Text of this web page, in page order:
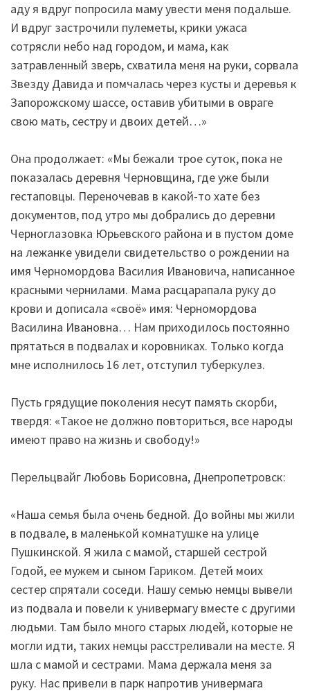
аду я вдруг попросила маму увести меня подальше.
И вдруг застрочили пулеметы, крики ужаса
сотрясли небо над городом, и мама, как
затравленный зверь, схватила меня на руки, сорвала
Звезду Давида и помчалась через кусты и деревья к
Запорожскому шассе, оставив убитыми в овраге
свою мать, сестру и двоих детей…»
Она продолжает: «Мы бежали трое суток, пока не
показалась деревня Черновщина, где уже были
гестаповцы. Переночевав в какой-то хате без
документов, под утро мы добрались до деревни
Черноглазовка Юрьевского района и в пустом доме
на лежанке увидели свидетельство о рождении на
имя Черномордова Василия Ивановича, написанное
красными чернилами. Мама расцарапала руку до
крови и дописала «своё» имя: Черномордова
Василина Ивановна… Нам приходилось постоянно
прятаться в подвалах и коровниках. Только когда
мне исполнилось 16 лет, отступил туберкулез.
Пусть грядущие поколения несут память скорби,
твердя: «Такое не должно повториться, все народы
имеют право на жизнь и свободу!»
Перельцвайг Любовь Борисовна, Днепропетровск:
«Наша семья была очень бедной. До войны мы жили
в подвале, в маленькой комнатушке на улице
Пушкинской. Я жила с мамой, старшей сестрой
Годой, ее мужем и сыном Гариком. Детей моих
сестер спрятали соседи. Нашу семью немцы вывели
из подвала и повели к универмагу вместе с другими
людьми. Там было много старых людей, которые не
могли идти, таких немцы расстреливали на месте. Я
шла с мамой и сестрами. Мама держала меня за
руку. Нас привели в парк напротив универмага